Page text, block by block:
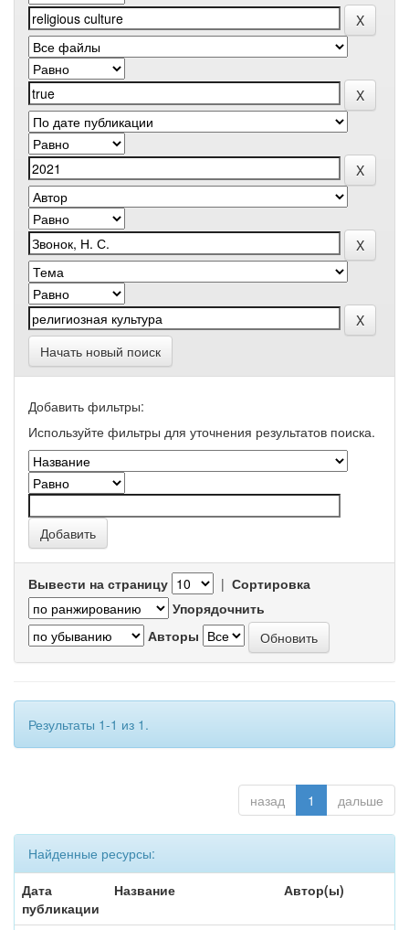
Начать новый поиск
Добавить фильтры:
Используйте фильтры для уточнения результатов поиска.
Вывести на страницу | Сортировка
Упорядочнить
Авторы
Результаты 1-1 из 1.
назад 1 дальше
Найденные ресурсы:
Дата
публикации
Название Автор(ы)